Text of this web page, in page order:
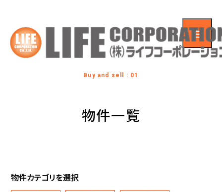
Buy and sell : 01
物件一覧
物件カテゴリを選択